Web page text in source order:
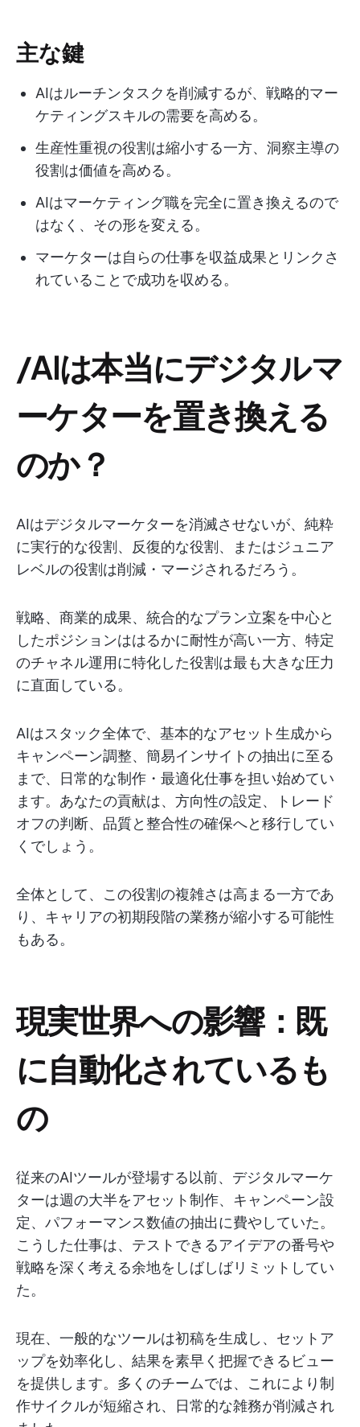
主な鍵
AIはルーチンタスクを削減するが、戦略的マー
ケティングスキルの需要を高める。
生産性重視の役割は縮小する一方、洞察主導の
役割は価値を高める。
AIはマーケティング職を完全に置き換えるので
はなく、その形を変える。
マーケターは自らの仕事を収益成果とリンクさ
れていることで成功を収める。
/AIは本当にデジタルマ
ーケターを置き換える
のか？
AIはデジタルマーケターを消滅させないが、純粋
に実行的な役割、反復的な役割、またはジュニア
レベルの役割は削減・マージされるだろう。
戦略、商業的成果、統合的なプラン立案を中心と
したポジションははるかに耐性が高い一方、特定
のチャネル運用に特化した役割は最も大きな圧力
に直面している。
AIはスタック全体で、基本的なアセット生成から
キャンペーン調整、簡易インサイトの抽出に至る
まで、日常的な制作・最適化仕事を担い始めてい
ます。あなたの貢献は、方向性の設定、トレード
オフの判断、品質と整合性の確保へと移行してい
くでしょう。
全体として、この役割の複雑さは高まる一方であ
り、キャリアの初期段階の業務が縮小する可能性
もある。
現実世界への影響：既
に自動化されているも
の
従来のAIツールが登場する以前、デジタルマーケ
ターは週の大半をアセット制作、キャンペーン設
定、パフォーマンス数値の抽出に費やしていた。
こうした仕事は、テストできるアイデアの番号や
戦略を深く考える余地をしばしばリミットしてい
た。
現在、一般的なツールは初稿を生成し、セットア
ップを効率化し、結果を素早く把握できるビュー
を提供します。多くのチームでは、これにより制
作サイクルが短縮され、日常的な雑務が削減され